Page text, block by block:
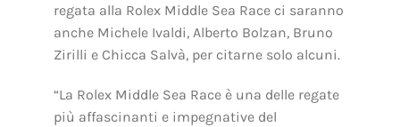
regata alla Rolex Middle Sea Race ci saranno
anche Michele Ivaldi, Alberto Bolzan, Bruno
Zirilli e Chicca Salvà, per citarne solo alcuni.
“La Rolex Middle Sea Race è una delle regate
più affascinanti e impegnative del